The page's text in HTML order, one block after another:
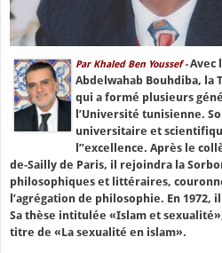
Par Khaled Ben Youssef -Avec
Abdelwahab Bouhdiba, la
qui a formé plusieurs
l’Université tunisienne.
universitaire et
l’’excellence. Après le
de-Sailly de Paris, il rejoindra la
philosophiques et littéraires,
l’agrégation de philosophie. En 1972,
Sa thèse intitulée «Islam et
titre de «La sexualité en islam».